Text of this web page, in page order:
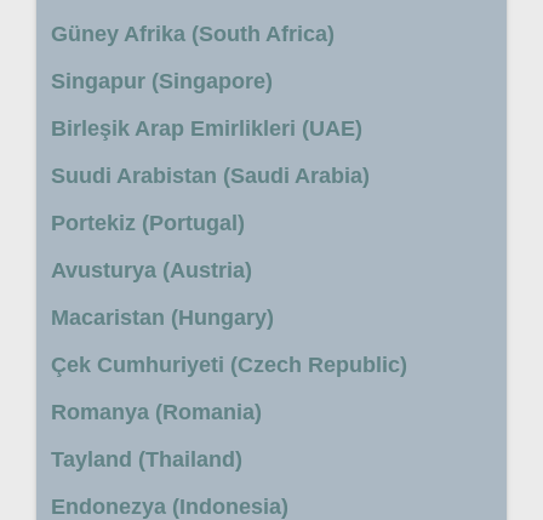
Güney Afrika (South Africa)
Singapur (Singapore)
Birleşik Arap Emirlikleri (UAE)
Suudi Arabistan (Saudi Arabia)
Portekiz (Portugal)
Avusturya (Austria)
Macaristan (Hungary)
Çek Cumhuriyeti (Czech Republic)
Romanya (Romania)
Tayland (Thailand)
Endonezya (Indonesia)